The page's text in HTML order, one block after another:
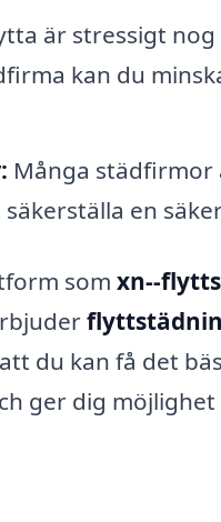
är stressigt
kan du
Många städfirmor
en
som xn--
du kan få det
ger dig